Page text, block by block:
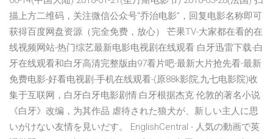
描上方二维码，关注微信公众号“乔治电影”，回复电影名称即可
获得百度网盘资源（完全免费，放心） 芒果TV-大家都在看的在
线视频网站-热门综艺最新电影电视剧在线观看 白牙迅雷下载-白
牙在线观看和白牙高清完整版由97看片吧-最新大片抢先看-最新
免费电影-好看电视剧-手机在线观看-(原88k影院,九七电影院)收
集于互联网，白牙白牙电影剧情:白牙根据杰克·伦敦的著名小说
《白牙》改编，为其作品 虐待された狼犬が、新しい主人に思
いがけない友情を見いだす。 EnglishCentral - 人気の動画で英